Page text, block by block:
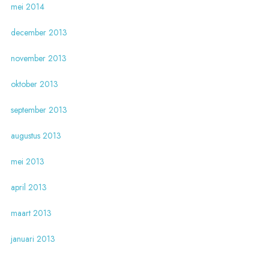
mei 2014
december 2013
november 2013
oktober 2013
september 2013
augustus 2013
mei 2013
april 2013
maart 2013
januari 2013